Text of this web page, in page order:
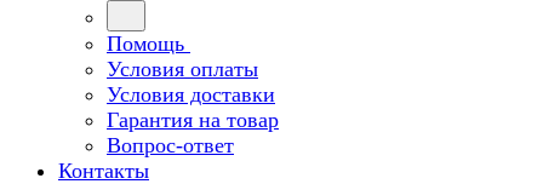
Помощь
Условия оплаты
Условия доставки
Гарантия на товар
Вопрос-ответ
Контакты